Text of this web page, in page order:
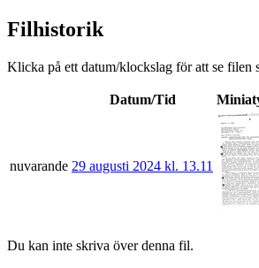
Filhistorik
Klicka på ett datum/klockslag för att se filen
Datum/Tid
nuvarande 29 augusti 2024 kl. 13.11
Du kan inte skriva över denna fil.